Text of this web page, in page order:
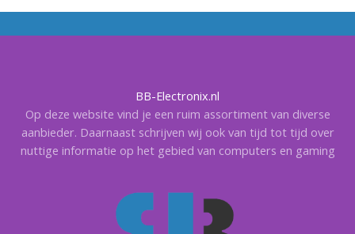
BB-Electronix.nl
Op deze website vind je een ruim assortiment van diverse
aanbieder. Daarnaast schrijven wij ook van tijd tot tijd over
nuttige informatie op het gebied van computers en gaming